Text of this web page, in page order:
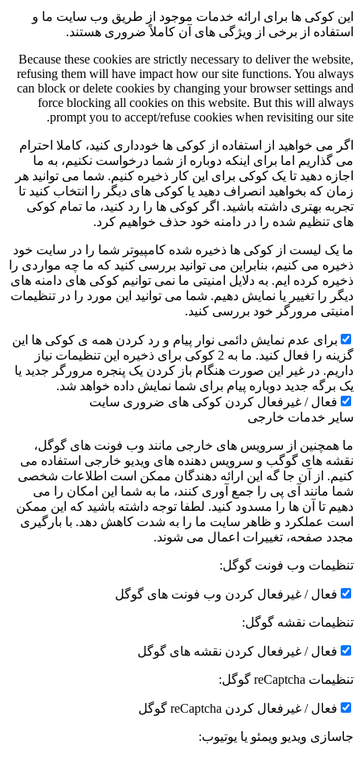
این کوکی ها برای ارائه خدمات موجود از طریق وب سایت ما و
استفاده از برخی از ویژگی های آن کاملاً ضروری هستند.
Because these cookies are strictly necessary to deliver the website,
refusing them will have impact how our site functions. You always
can block or delete cookies by changing your browser settings and
force blocking all cookies on this website. But this will always
prompt you to accept/refuse cookies when revisiting our site.
اگر می خواهید از استفاده از کوکی ها خودداری کنید، کاملا احترام
می گذاریم اما برای اینکه دوباره از شما درخواست نکنیم، به ما
اجازه دهید تا یک کوکی برای این کار ذخیره کنیم. شما می توانید هر
زمان که بخواهید انصراف دهید یا کوکی های دیگر را انتخاب کنید تا
تجربه بهتری داشته باشید. اگر کوکی ها را رد کنید، ما تمام کوکی
های تنظیم شده را در دامنه خود حذف خواهیم کرد.
ما یک لیست از کوکی ها ذخیره شده کامپیوتر شما را در سایت خود
ذخیره می کنیم، بنابراین می توانید بررسی کنید که ما چه مواردی را
ذخیره کرده ایم. به دلایل امنیتی ما نمی توانیم کوکی های دامنه های
دیگر را تغییر یا نمایش دهیم. شما می توانید این مورد را در تنظیمات
امنیتی مرورگر خود بررسی کنید.
برای عدم نمایش دائمی نوار پیام و رد کردن همه ی کوکی ها این
گزینه را فعال کنید. ما به 2 کوکی برای ذخیره این تنظیمات نیاز
داریم. در غیر این صورت هنگام باز کردن یک پنجره مرورگر جدید یا
یک برگه جدید دوباره پیام برای شما نمایش داده خواهد شد.
فعال / غیرفعال کردن کوکی های ضروری سایت
سایر خدمات خارجی
ما همچنین از سرویس های خارجی مانند وب فونت های گوگل،
نقشه های گوگب و سرویس دهنده های ویدیو خارجی استفاده می
کنیم. از آن جا گه این ارائه دهندگان ممکن است اطلاعات شخصی
شما مانند آی پی را جمع آوری کنند، ما به شما این امکان را می
دهیم تا آن ها را مسدود کنید. لطفا توجه داشته باشید که این ممکن
است عملکرد و ظاهر سایت ما را به شدت کاهش دهد. با بارگیری
مجدد صفحه، تغییرات اعمال می شوند.
تنظیمات وب فونت گوگل:
فعال / غیرفعال کردن وب فونت های گوگل
تنظیمات نقشه گوگل:
فعال / غیرفعال کردن نقشه های گوگل
تنظیمات reCaptcha گوگل:
فعال / غیرفعال کردن reCaptcha گوگل
جاسازی ویدیو ویمئو یا یوتیوب: